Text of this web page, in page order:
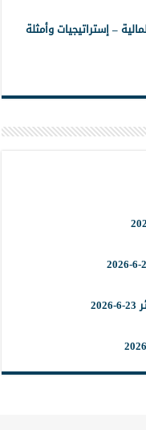
– إستراتيجيات وأمثلة